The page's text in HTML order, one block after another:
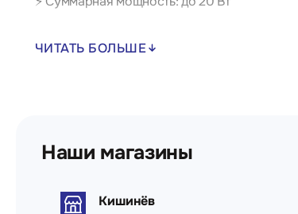
Скрытый (встроенный) монтаж в подрозетник
ЧИТАТЬ БОЛЬШЕ
Наши магазины
Кишинёв